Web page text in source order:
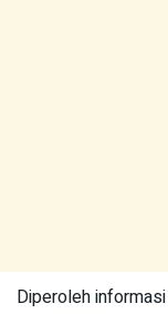
Diperoleh